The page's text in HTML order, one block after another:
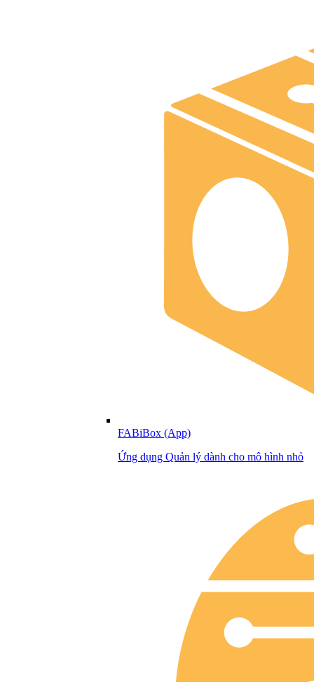
FABiBox (App)
Ứng dụng Quản lý dành cho mô hình nhỏ